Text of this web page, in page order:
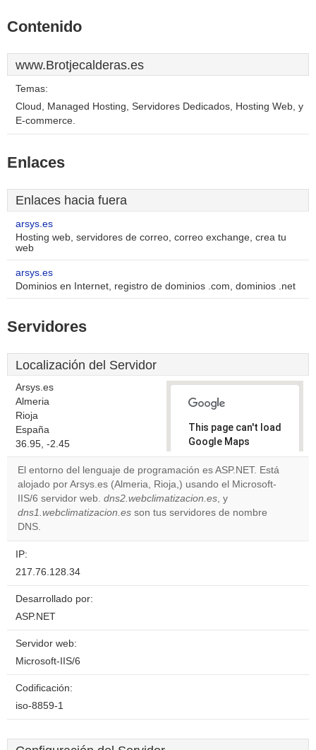
Contenido
www.Brotjecalderas.es
Temas:
Cloud, Managed Hosting, Servidores Dedicados, Hosting Web, y
E-commerce.
Enlaces
Enlaces hacia fuera
arsys.es
Hosting web, servidores de correo, correo exchange, crea tu
web
arsys.es
Dominios en Internet, registro de dominios .com, dominios .net
Servidores
Localización del Servidor
Arsys.es
Almeria
Rioja
España
36.95, -2.45
This page can't load
Google Maps
correctly.
Do you
own this
website?
El entorno del lenguaje de programación es ASP.NET. Está
alojado por Arsys.es (Almeria, Rioja,) usando el Microsoft-
IIS/6 servidor web. dns2.webclimatizacion.es, y
dns1.webclimatizacion.es son tus servidores de nombre
DNS.
IP:
217.76.128.34
Desarrollado por:
ASP.NET
Servidor web:
Microsoft-IIS/6
Codificación:
iso-8859-1